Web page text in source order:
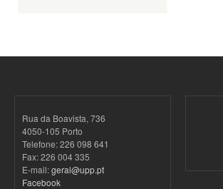
Rua da Boavista, 736
4050-105 Porto
Telefone: 226 098 641
Fax: 226 004 335
E-mail:geral@upp.pt
Facebook